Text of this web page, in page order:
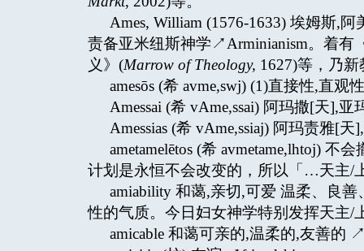
Ames, William (1576-1633) 埃姆斯,
责备亚米纽斯神学↗Arminianism。着有
义》(Marrow of Theology, 1627)等，乃
amesōs (希 avme,swj) (1)直接性,直
Amessai (希 vAme,ssai) 阿玛撒[天],
Amessias (希 vAme,ssiaj) 阿玛责雅[
ametamelētos (希 avmetame,lhtoj) 不
计划是永恒不会改变的，所以「…天主/
amiability 和蔼,亲切,可爱 温柔、良
性的气质。今日妇女神学特别发挥天主/
amicable 和蔼可亲的,温柔的,友善的